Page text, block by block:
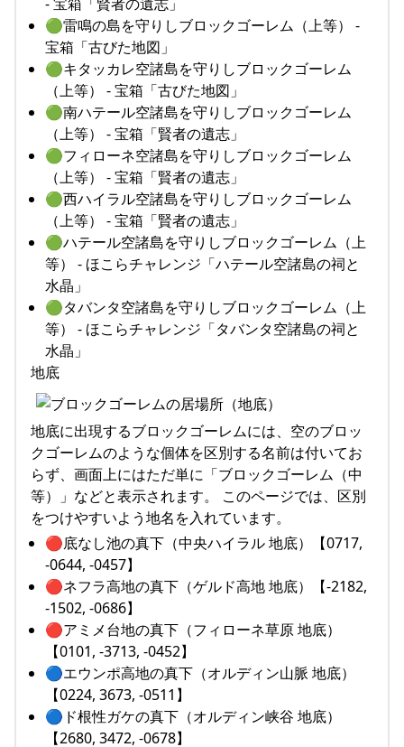
🟢雷鳴の島を守りしブロックゴーレム（上等） -
宝箱「古びた地図」
🟢キタッカレ空諸島を守りしブロックゴーレム
（上等） - 宝箱「古びた地図」
🟢南ハテール空諸島を守りしブロックゴーレム
（上等） - 宝箱「賢者の遺志」
🟢フィローネ空諸島を守りしブロックゴーレム
（上等） - 宝箱「賢者の遺志」
🟢西ハイラル空諸島を守りしブロックゴーレム
（上等） - 宝箱「賢者の遺志」
🟢ハテール空諸島を守りしブロックゴーレム（上
等） - ほこらチャレンジ「ハテール空諸島の祠と
水晶」
🟢タバンタ空諸島を守りしブロックゴーレム（上
等） - ほこらチャレンジ「タバンタ空諸島の祠と
水晶」
地底
地底に出現するブロックゴーレムには、空のブロッ
クゴーレムのような個体を区別する名前は付いてお
らず、画面上にはただ単に「ブロックゴーレム（中
等）」などと表示されます。 このページでは、区別
をつけやすいよう地名を入れています。
🔴底なし池の真下（中央ハイラル 地底）【0717,
-0644, -0457】
🔴ネフラ高地の真下（ゲルド高地 地底）【-2182,
-1502, -0686】
🔴アミメ台地の真下（フィローネ草原 地底）
【0101, -3713, -0452】
🔵エウンポ高地の真下（オルディン山脈 地底）
【0224, 3673, -0511】
🔵ド根性ガケの真下（オルディン峡谷 地底）
【2680, 3472, -0678】